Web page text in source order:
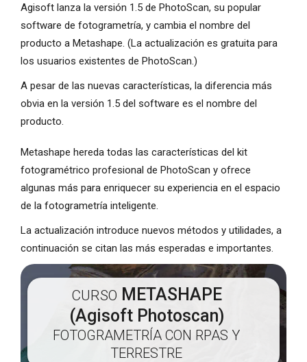
Agisoft lanza la versión 1.5 de PhotoScan, su popular
software de fotogrametría, y cambia el nombre del
producto a Metashape. (La actualización es gratuita para
los usuarios existentes de PhotoScan.)
A pesar de las nuevas características, la diferencia más
obvia en la versión 1.5 del software es el nombre del
producto.
Metashape hereda todas las características del kit
fotogramétrico profesional de PhotoScan y ofrece
algunas más para enriquecer su experiencia en el espacio
de la fotogrametría inteligente.
La actualización introduce nuevos métodos y utilidades, a
continuación se citan las más esperadas e importantes.
CURSO METASHAPE
(Agisoft Photoscan)
FOTOGRAMETRÍA CON RPAS Y
TERRESTRE